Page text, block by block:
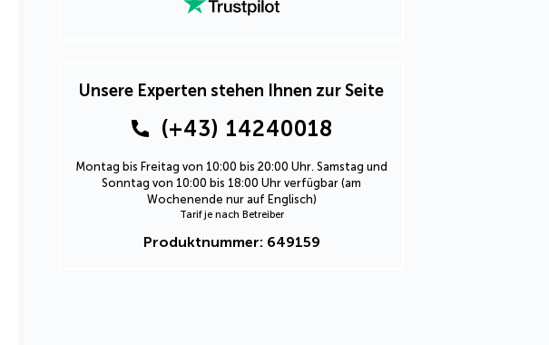
Unsere Experten stehen Ihnen zur Seite
(+43) 14240018
Montag bis Freitag von 10:00 bis 20:00 Uhr. Samstag und
Sonntag von 10:00 bis 18:00 Uhr verfügbar (am
Wochenende nur auf Englisch)
Tarif je nach Betreiber
Produktnummer: 649159